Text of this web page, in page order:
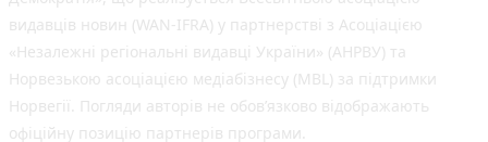
видавців новин (WAN-IFRA) у партнерстві з Асоціацією
«Незалежні регіональні видавці України» (АНРВУ) та
Норвезькою асоціацією медіабізнесу (MBL) за підтримки
Норвегії. Погляди авторів не обов’язково відображають
офіційну позицію партнерів програми.